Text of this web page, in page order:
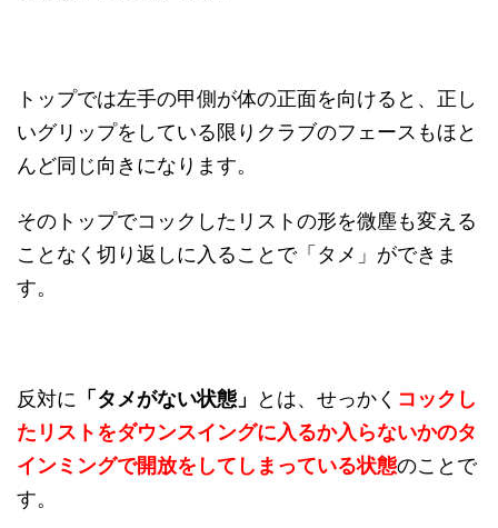
トップでは左手の甲側が体の正面を向けると、正し
いグリップをしている限りクラブのフェースもほと
んど同じ向きになります。
そのトップでコックしたリストの形を微塵も変える
ことなく切り返しに入ることで「タメ」ができま
す。
反対に 「タメがない状態」 とは、せっかく コックし
たリストをダウンスイングに入るか入らないかのタ
インミングで開放をしてしまっている状態のことで
す。